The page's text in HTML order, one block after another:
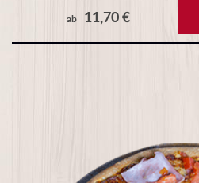
ab 11,70 €